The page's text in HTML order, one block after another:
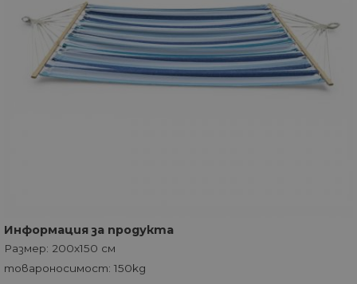
Информация за продукта
Размер: 200х150 см
товароносимост: 150kg